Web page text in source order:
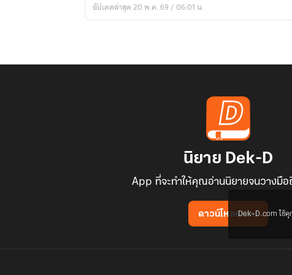
อัปเดตล่าสุด 20 พ.ค. 69 / 06:01 น.
นิยาย Dek-D
App ที่จะทำให้คุณอ่านนิยายจนวางมือ
ดาวน์โหลดแอปDek-D.com ใช้